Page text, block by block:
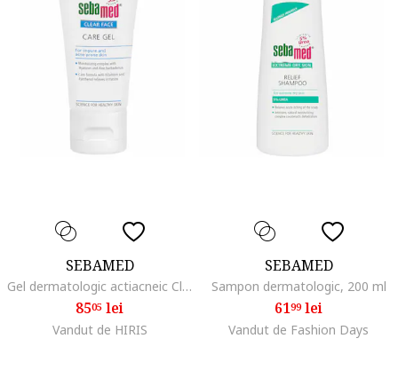
SEBAMED
Gel dermatologic actiacneic Clear Face pentru ingrijire ten, 50 ml
8505 lei
Vandut de HIRIS
SEBAMED
Sampon dermatologic, 200 ml
6199lei
Vandut de Fashion Days